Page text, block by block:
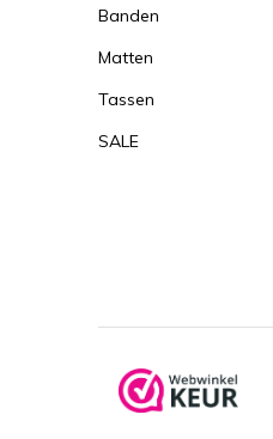
Banden
Matten
Tassen
SALE